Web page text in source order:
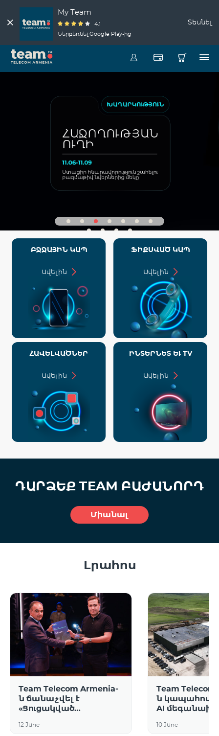
My Team
4.1
Ներբեռնել Google Play-ից
Տեսնել
ԲՋՋԱՅԻՆ ԿԱՊ
Ավելին
ՖԻՔՍՎԱԾ ԿԱՊ
Ավելին
ՀԱՎԵԼՎԱԾՆԵՐ
Ավելին
ԻՆՏԵՐՆԵՏ ԵՒ TV
Ավելին
ԴԱՐՁԵՔTEAM ԲԱԺԱՆՈՐԴ
Միանալ
Լրահոս
12 June
Team Telecom Armenia-
ն ճանաչվել է
«Ցուցակված
շուկայում առաջատար
10 June
Team
ն կապահովի
AI
ինտերնետ